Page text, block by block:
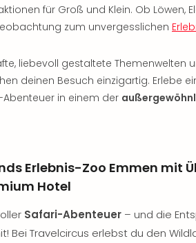
für Groß und Klein. Ob Löwen,
zum unvergesslichen
liebevoll gestaltete Themenwelten
deinen Besuch einzigartig. Erlebe
Abenteuer in einem der
Erlebnis-Zoo Emmen mit
Hotel
Safari-Abenteuer – und die
Bei Travelcircus erlebst du den